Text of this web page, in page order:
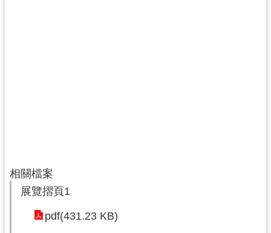
相關檔案
展覽摺頁1
pdf(431.23 KB)